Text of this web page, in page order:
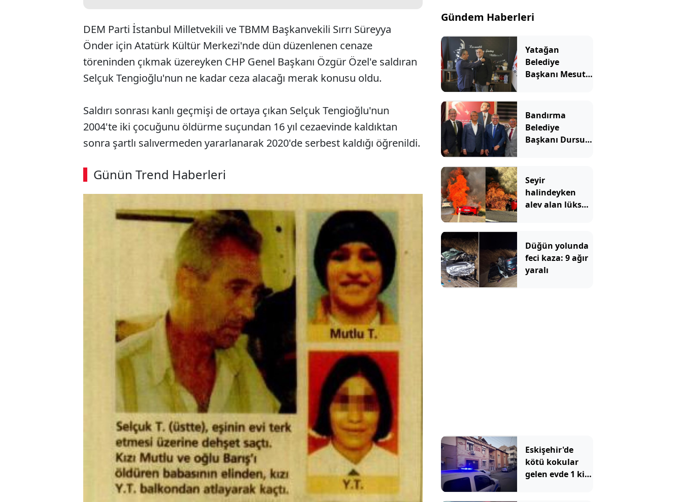
DEM Parti İstanbul Milletvekili ve TBMM Başkanvekili Sırrı Süreyya
Önder için Atatürk Kültür Merkezi'nde dün düzenlenen cenaze
töreninden çıkmak üzereyken CHP Genel Başkanı Özgür Özel'e saldıran
Selçuk Tengioğlu'nun ne kadar ceza alacağı merak konusu oldu.
Saldırı sonrası kanlı geçmişi de ortaya çıkan Selçuk Tengioğlu'nun
2004'te iki çocuğunu öldürme suçundan 16 yıl cezaevinde kaldıktan
sonra şartlı salıvermeden yararlanarak 2020'de serbest kaldığı öğrenildi.
Günün Trend Haberleri
00:03 / 08:15
Gündem Haberleri
Yatağan
Belediye
Başkanı Mesut
Bandırma
Belediye
Başkanı Dursun
Seyir
halindeyken
alev alan lüks
hale geldi
Düğün yolunda
feci kaza: 9 ağır
yaralı
Eskişehir'de
kötü kokular
gelen evde 1 kişi